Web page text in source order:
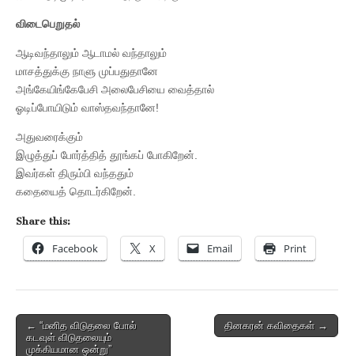
விடைபெறுதல்
ஆடிவந்தாலும் ஆடாமல் வந்தாலும்
மாசத்துக்கு நாளு முப்பதுதானே
அங்கேயிங்கேபேசி அலைபேசியை வைத்தால்
ஓடிப்போயிடும் வாஸ்தவந்தானே!
அதுவரைக்கும்
இழுத்துப் போர்த்தித் தூங்கப் போகிறேன்.
இவர்கள் திரும்பி வந்ததும்
கதையைத் தொடர்கிறேன்.
Share this:
Facebook X Email Print
Post
navigation
← “மனித விடுதலை போல்
கடவுள் விடுதலையும்
முக்கியமான ஒன்று”
தினகரன் கவிதைகள் →